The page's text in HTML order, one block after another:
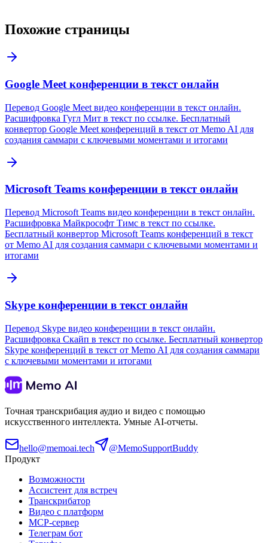
Похожие страницы
Google Meet конференции в текст онлайн
Перевод Google Meet видео конференции в текст онлайн.
Расшифровка Гугл Мит в текст по ссылке. Бесплатный
конвертор Google Meet конференций в текст от Memo AI для
создания саммари с ключевыми моментами и итогами
Microsoft Teams конференции в текст онлайн
Перевод Microsoft Teams видео конференции в текст онлайн.
Расшифровка Майкрософт Тимс в текст по ссылке.
Бесплатный конвертор Microsoft Teams конференций в текст
от Memo AI для создания саммари с ключевыми моментами и
итогами
Skype конференции в текст онлайн
Перевод Skype видео конференции в текст онлайн.
Расшифровка Скайп в текст по ссылке. Бесплатный конвертор
Skype конференций в текст от Memo AI для создания саммари
с ключевыми моментами и итогами
Точная транскрибация аудио и видео с помощью
искусственного интеллекта. Умные AI-отчеты.
hello@memoai.tech
@MemoSupportBuddy
Продукт
Возможности
Ассистент для встреч
Транскрибатор
Видео с платформ
MCP-сервер
Телеграм бот